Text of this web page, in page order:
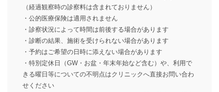
（経過観察時の診察料は含まれておりません）
・公的医療保険は適用されません
・診察状況によって時間は前後する場合があります
・診断の結果、施術を受けられない場合があります
・予約はご希望の日時に添えない場合があります
・特別定休日（GW・お盆・年末年始など含む）や、利用で
きる曜日等についての不明点はクリニックへ直接お問い合わ
せください